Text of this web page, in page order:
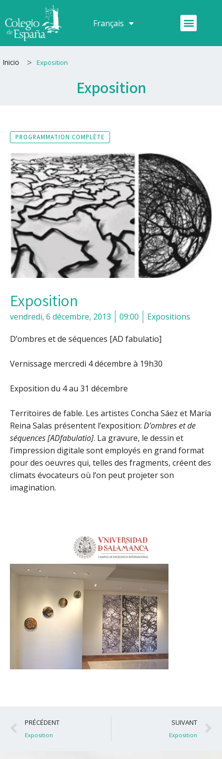
au
contenu
Français
Español Menu
Inicio > Exposition
Exposition
PROGRAMMATION COMPLÈTE
Exposition
vendredi, 6 décembre, 2013 09:00 Expositions
D’ombres et de séquences [AD fabulatio]
Vernissage mercredi 4 décembre à 19h30
Exposition du 4 au 31 décembre
Territoires de fable. Les artistes Concha Sáez et María
Reina Salas présentent l’exposition: D’ombres et de
séquences [ADfabulatio]. La gravure, le dessin et
l’impression digitale sont employés en grand format
pour des oeuvres qui, telles des fragments, créent des
climats évocateurs où l’on peut projeter son
imagination.
Précédent
PRÉCÉDENT
Exposition
SUIVANT
Exposition